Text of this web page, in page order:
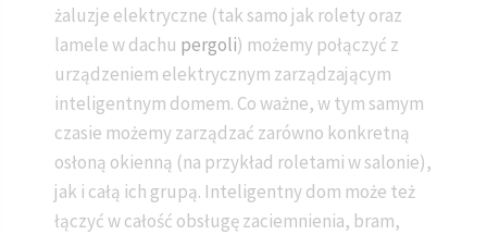
żaluzje elektryczne (tak samo jak rolety oraz
lamele w dachu pergoli) możemy połączyć z
urządzeniem elektrycznym zarządzającym
inteligentnym domem. Co ważne, w tym samym
czasie możemy zarządzać zarówno konkretną
osłoną okienną (na przykład roletami w salonie),
jak i całą ich grupą. Inteligentny dom może też
łączyć w całość obsługę zaciemnienia, bram,